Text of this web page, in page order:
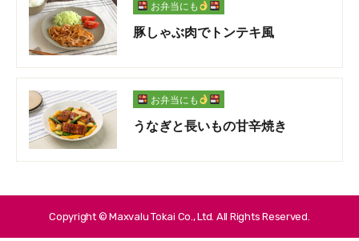
お弁当にも
豚しゃぶ肉でトンテキ風
お弁当にも
うなぎと長いもの甘辛焼き
Copyright © Maxvalu Tokai Co., Ltd. All Rights Reserved.